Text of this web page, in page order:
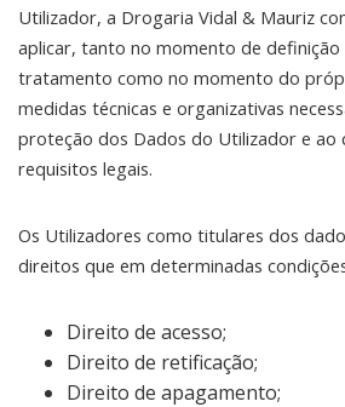
Utilizador, a Drogaria Vidal & Mauriz
aplicar, tanto no momento de definição
tratamento como no momento do
medidas técnicas e organizativas
proteção dos Dados do Utilizador e ao
requisitos legais.
Os Utilizadores como titulares dos
direitos que em determinadas
Direito de acesso;
Direito de retificação;
Direito de apagamento;